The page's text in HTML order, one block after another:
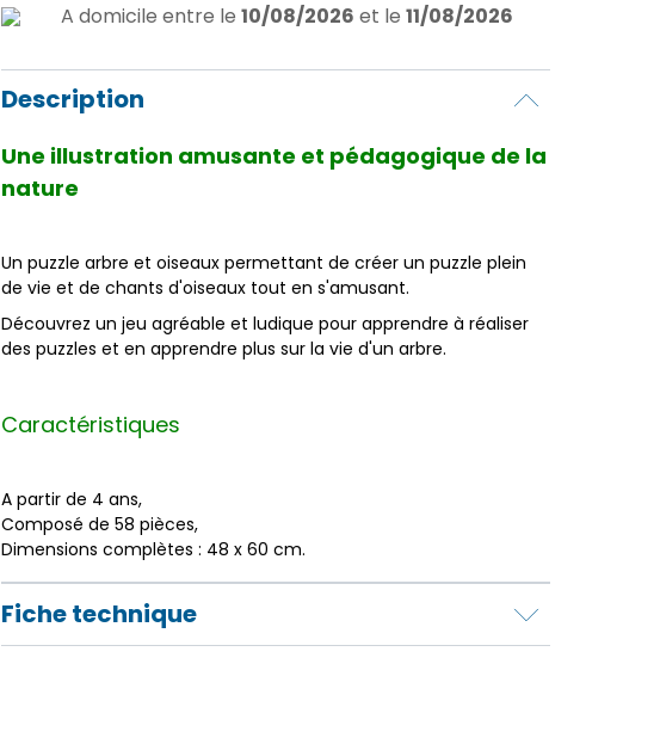
A domicile entre le 10/08/2026 et le 11/08/2026
Description
Une illustration amusante et pédagogique de la
nature
Un puzzle arbre et oiseaux permettant de créer un puzzle plein
de vie et de chants d'oiseaux tout en s'amusant.
Découvrez un jeu agréable et ludique pour apprendre à réaliser
des puzzles et en apprendre plus sur la vie d'un arbre.
Caractéristiques
A partir de 4 ans,
Composé de 58 pièces,
Dimensions complètes : 48 x 60 cm.
Fiche technique